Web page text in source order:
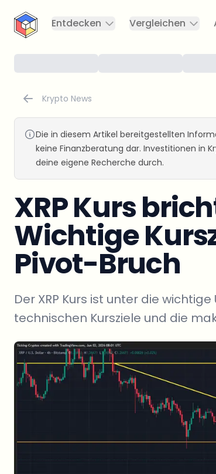
CryptoTicker
Entdecken
Vergleichen
Krypto News
Die in diesem Artikel bereitgestellten
keine Finanzberatung dar. Investitionen in
deine eigene Recherche durch.
XRP Kurs
Wichtige
Pivot-Bruch
Der XRP Kurs ist unter die
technischen Kursziele und die